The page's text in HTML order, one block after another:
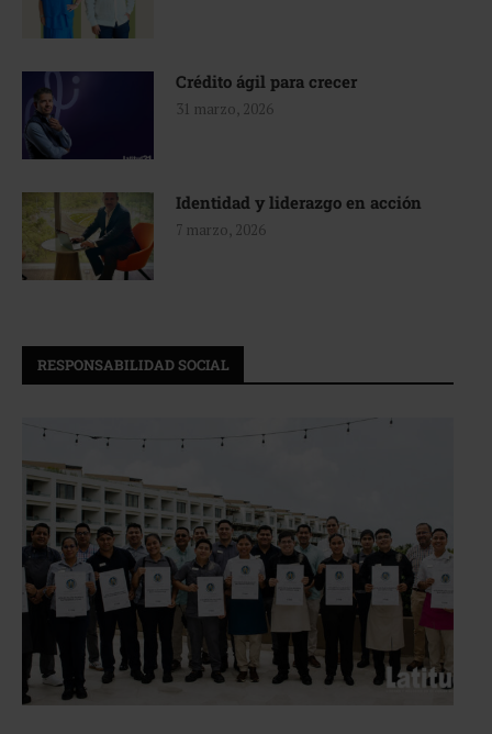
Crédito ágil para crecer
31 marzo, 2026
Identidad y liderazgo en acción
7 marzo, 2026
RESPONSABILIDAD SOCIAL